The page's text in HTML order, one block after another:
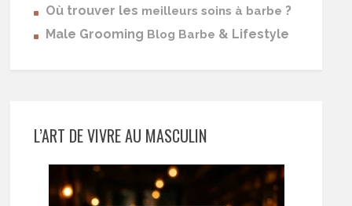
Où trouver les meilleurs soins à barbe ?
Male Grooming Blog Barbe & Lifestyle
L’ART DE VIVRE AU MASCULIN